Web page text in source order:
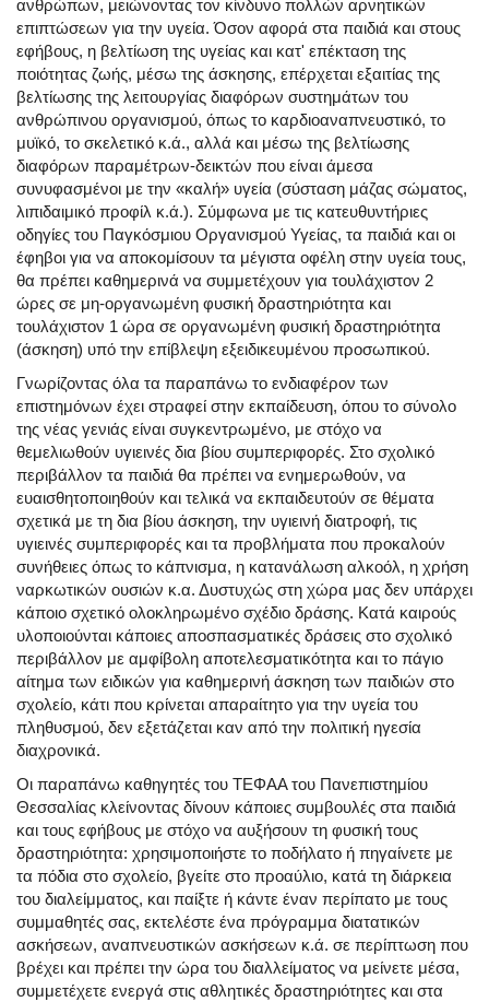
ανθρώπων, μειώνοντας τον κίνδυνο πολλών αρνητικών
επιπτώσεων για την υγεία. Όσον αφορά στα παιδιά και στους
εφήβους, η βελτίωση της υγείας και κατ' επέκταση της
ποιότητας ζωής, μέσω της άσκησης, επέρχεται εξαιτίας της
βελτίωσης της λειτουργίας διαφόρων συστημάτων του
ανθρώπινου οργανισμού, όπως το καρδιοαναπνευστικό, το
μυϊκό, το σκελετικό κ.ά., αλλά και μέσω της βελτίωσης
διαφόρων παραμέτρων-δεικτών που είναι άμεσα
συνυφασμένοι με την «καλή» υγεία (σύσταση μάζας σώματος,
λιπιδαιμικό προφίλ κ.ά.). Σύμφωνα με τις κατευθυντήριες
οδηγίες του Παγκόσμιου Οργανισμού Υγείας, τα παιδιά και οι
έφηβοι για να αποκομίσουν τα μέγιστα οφέλη στην υγεία τους,
θα πρέπει καθημερινά να συμμετέχουν για τουλάχιστον 2
ώρες σε μη-οργανωμένη φυσική δραστηριότητα και
τουλάχιστον 1 ώρα σε οργανωμένη φυσική δραστηριότητα
(άσκηση) υπό την επίβλεψη εξειδικευμένου προσωπικού.
Γνωρίζοντας όλα τα παραπάνω το ενδιαφέρον των
επιστημόνων έχει στραφεί στην εκπαίδευση, όπου το σύνολο
της νέας γενιάς είναι συγκεντρωμένο, με στόχο να
θεμελιωθούν υγιεινές δια βίου συμπεριφορές. Στο σχολικό
περιβάλλον τα παιδιά θα πρέπει να ενημερωθούν, να
ευαισθητοποιηθούν και τελικά να εκπαιδευτούν σε θέματα
σχετικά με τη δια βίου άσκηση, την υγιεινή διατροφή, τις
υγιεινές συμπεριφορές και τα προβλήματα που προκαλούν
συνήθειες όπως το κάπνισμα, η κατανάλωση αλκοόλ, η χρήση
ναρκωτικών ουσιών κ.α. Δυστυχώς στη χώρα μας δεν υπάρχει
κάποιο σχετικό ολοκληρωμένο σχέδιο δράσης. Κατά καιρούς
υλοποιούνται κάποιες αποσπασματικές δράσεις στο σχολικό
περιβάλλον με αμφίβολη αποτελεσματικότητα και το πάγιο
αίτημα των ειδικών για καθημερινή άσκηση των παιδιών στο
σχολείο, κάτι που κρίνεται απαραίτητο για την υγεία του
πληθυσμού, δεν εξετάζεται καν από την πολιτική ηγεσία
διαχρονικά.
Οι παραπάνω καθηγητές του ΤΕΦΑΑ του Πανεπιστημίου
Θεσσαλίας κλείνοντας δίνουν κάποιες συμβουλές στα παιδιά
και τους εφήβους με στόχο να αυξήσουν τη φυσική τους
δραστηριότητα: χρησιμοποιήστε το ποδήλατο ή πηγαίνετε με
τα πόδια στο σχολείο, βγείτε στο προαύλιο, κατά τη διάρκεια
του διαλείμματος, και παίξτε ή κάντε έναν περίπατο με τους
συμμαθητές σας, εκτελέστε ένα πρόγραμμα διατατικών
ασκήσεων, αναπνευστικών ασκήσεων κ.ά. σε περίπτωση που
βρέχει και πρέπει την ώρα του διαλλείματος να μείνετε μέσα,
συμμετέχετε ενεργά στις αθλητικές δραστηριότητες και στα